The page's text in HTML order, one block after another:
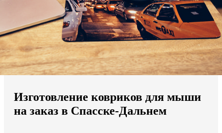
Мы доставляем по всему миру
Продолжить без города
Изготовление ковриков для мыши
на заказ в Спасске-Дальнем